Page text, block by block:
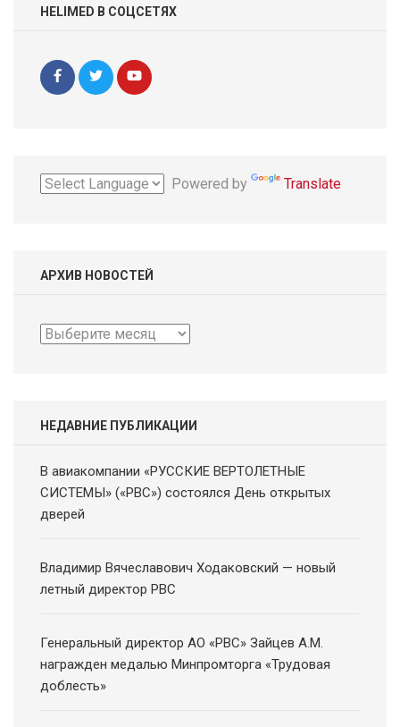
HELIMED В СОЦСЕТЯХ
Powered by Translate
АРХИВ НОВОСТЕЙ
Архив
НЕДАВНИЕ ПУБЛИКАЦИИ
В авиакомпании «РУССКИЕ ВЕРТОЛЕТНЫЕ
СИСТЕМЫ» («РВС») состоялся День открытых
дверей
Владимир Вячеславович Ходаковский — новый
летный директор РВС
Генеральный директор АО «РВС» Зайцев А.М.
награжден медалью Минпромторга «Трудовая
доблесть»